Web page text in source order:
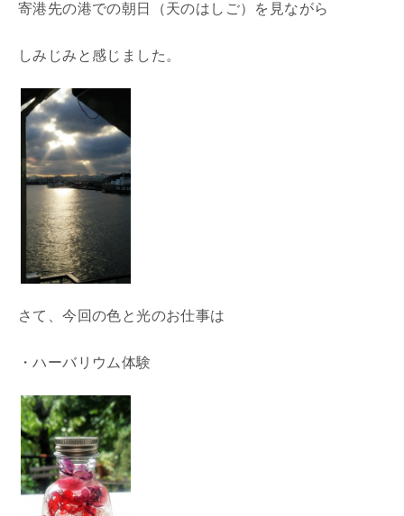
寄港先の港での朝日（天のはしご）を見ながら
しみじみと感じました。
さて、今回の色と光のお仕事は
・ハーバリウム体験